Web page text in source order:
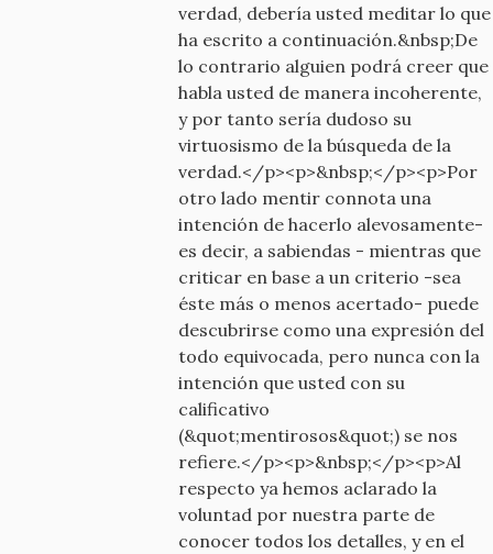
verdad, debería usted meditar lo que
ha escrito a continuación.&nbsp;De
lo contrario alguien podrá creer que
habla usted de manera incoherente,
y por tanto sería dudoso su
virtuosismo de la búsqueda de la
verdad.</p><p>&nbsp;</p><p>Por
otro lado mentir connota una
intención de hacerlo alevosamente-
es decir, a sabiendas - mientras que
criticar en base a un criterio -sea
éste más o menos acertado- puede
descubrirse como una expresión del
todo equivocada, pero nunca con la
intención que usted con su
calificativo
(&quot;mentirosos&quot;) se nos
refiere.</p><p>&nbsp;</p><p>Al
respecto ya hemos aclarado la
voluntad por nuestra parte de
conocer todos los detalles, y en el